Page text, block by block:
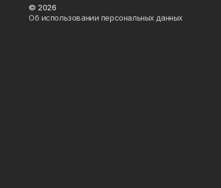
© 2026
Об использовании персональных данных